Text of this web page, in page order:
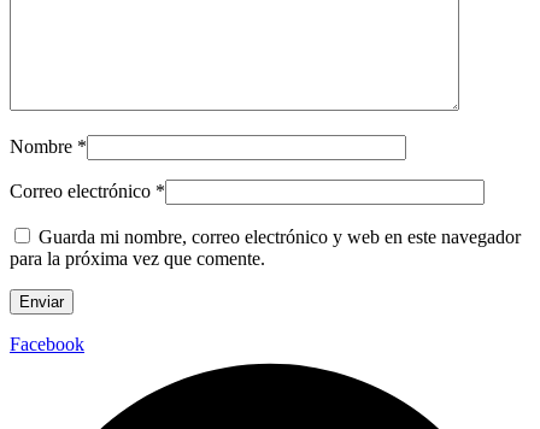
Nombre *
Correo electrónico *
Guarda mi nombre, correo electrónico y web en este navegador
para la próxima vez que comente.
Facebook